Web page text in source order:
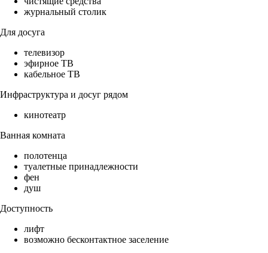
журнальный столик
Для досуга
телевизор
эфирное ТВ
кабельное ТВ
Инфраструктура и досуг рядом
кинотеатр
Ванная комната
полотенца
туалетные принадлежности
фен
душ
Доступность
лифт
возможно бесконтактное заселение